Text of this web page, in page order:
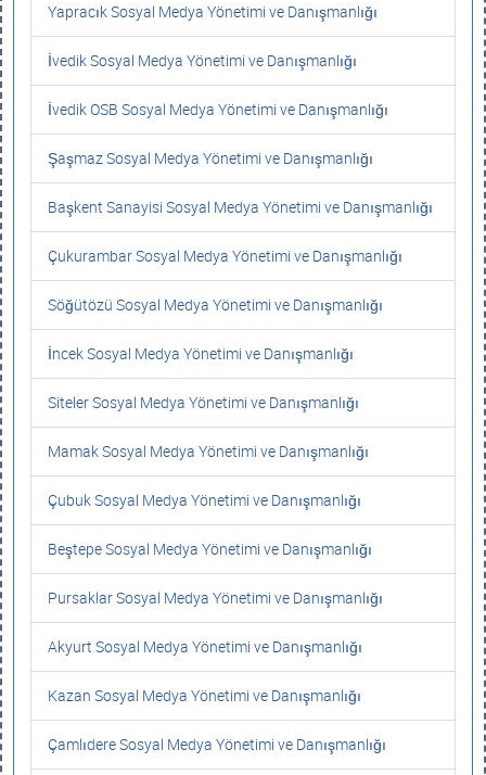
Yapracık Sosyal Medya Yönetimi ve Danışmanlığı
İvedik Sosyal Medya Yönetimi ve Danışmanlığı
İvedik OSB Sosyal Medya Yönetimi ve Danışmanlığı
Şaşmaz Sosyal Medya Yönetimi ve Danışmanlığı
Başkent Sanayisi Sosyal Medya Yönetimi ve Danışmanlığı
Çukurambar Sosyal Medya Yönetimi ve Danışmanlığı
Söğütözü Sosyal Medya Yönetimi ve Danışmanlığı
İncek Sosyal Medya Yönetimi ve Danışmanlığı
Siteler Sosyal Medya Yönetimi ve Danışmanlığı
Mamak Sosyal Medya Yönetimi ve Danışmanlığı
Çubuk Sosyal Medya Yönetimi ve Danışmanlığı
Beştepe Sosyal Medya Yönetimi ve Danışmanlığı
Pursaklar Sosyal Medya Yönetimi ve Danışmanlığı
Akyurt Sosyal Medya Yönetimi ve Danışmanlığı
Kazan Sosyal Medya Yönetimi ve Danışmanlığı
Çamlıdere Sosyal Medya Yönetimi ve Danışmanlığı